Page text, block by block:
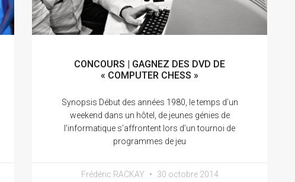
CONCOURS | GAGNEZ DES DVD DE
« COMPUTER CHESS »
Synopsis Début des années 1980, le temps d’un
weekend dans un hôtel, de jeunes génies de
l’informatique s’affrontent lors d’un tournoi de
programmes de jeu
Frédéric RACKAY 30 octobre 2014